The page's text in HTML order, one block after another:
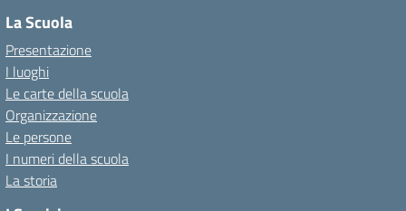
La Scuola
Presentazione
I luoghi
Le carte della scuola
Organizzazione
Le persone
I numeri della scuola
La storia